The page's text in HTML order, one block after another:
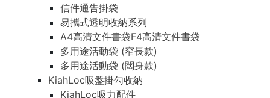
信件通告掛袋
易攜式透明收納系列
A4高清文件書袋F4高清文件書袋
多用途活動袋 (窄長款)
多用途活動袋 (闊身款)
KiahLoc吸盤掛勾收納
KiahLoc吸力配件